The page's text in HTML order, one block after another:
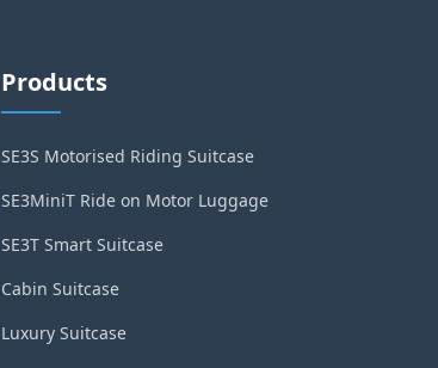
Products
SE3S Motorised Riding Suitcase
SE3MiniT Ride on Motor Luggage
SE3T Smart Suitcase
Cabin Suitcase
Luxury Suitcase